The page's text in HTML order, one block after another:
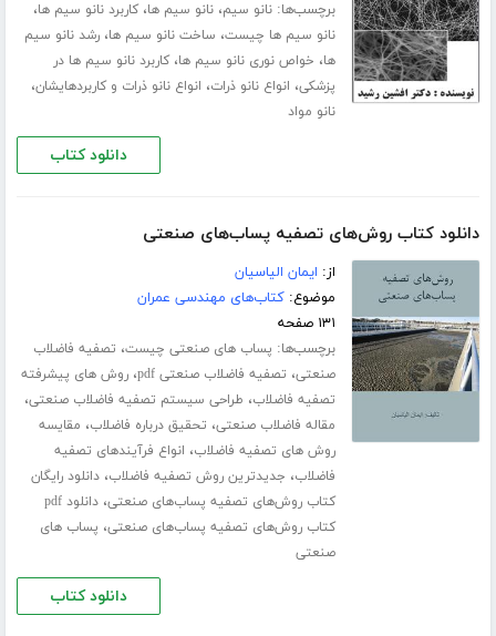
برچسب‌ها:نانو سیم،نانو سیم ها،کاربرد نانو سیم ها،
نانو سیم ها چیست، ساخت نانو سیم ها،رشد نانو سیم
ها، خواص نوری نانو سیم ها،کاربرد نانو سیم ها در
پزشکی، انواع نانو ذرات، انواع نانو ذرات و کاربردهایشان،
نانو مواد
دانلود کتاب
دانلود کتاب روش‌های تصفیه پساب‌های صنعتی
از: ایمان الیاسیان
موضوع:کتاب‌های مهندسی عمران
۱۳۱ صفحه
برچسب‌ها: پساب های صنعتی چیست، تصفیه فاضلاب
صنعتی، تصفیه فاضلاب صنعتی pdf ،روش های پیشرفته
تصفیه فاضلاب، طراحی سیستم تصفیه فاضلاب صنعتی،
مقاله فاضلاب صنعتی، تحقیق درباره فاضلاب، مقایسه
روش های تصفیه فاضلاب، انواع فرآیندهای تصفیه
فاضلاب، جدیدترین روش تصفیه فاضلاب،دانلود رایگان
کتاب روش‌های تصفیه پساب‌های صنعتی،
دانلود pdf
کتاب روش‌های تصفیه پساب‌های صنعتی، پساب های
صنعتی
دانلود کتاب